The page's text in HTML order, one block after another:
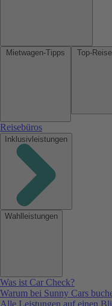
Reisebüros
Inklusivleistungen
Wahlleistungen
Was ist Car Check?
Warum bei Sunny Cars
Alle Leistungen auf einen